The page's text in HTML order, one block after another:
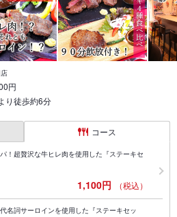
円
り徒歩約6分
コース
！超贅沢な牛ヒレ肉を使用した『ステーキセ
1,100円 （税込）
名詞サーロインを使用した『ステーキセッ